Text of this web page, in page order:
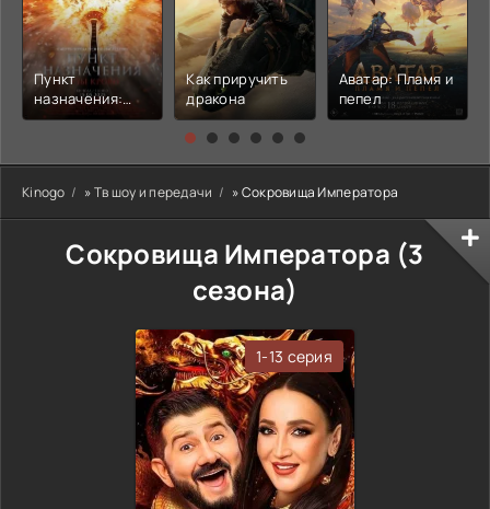
Пункт
назначения:
Узы крови
Как приручить
дракона
Аватар: Пламя и
пепел
Kinogo »Тв шоу и передачи » Сокровища Императора
Сокровища Императора (3
сезона)
1-13 серия